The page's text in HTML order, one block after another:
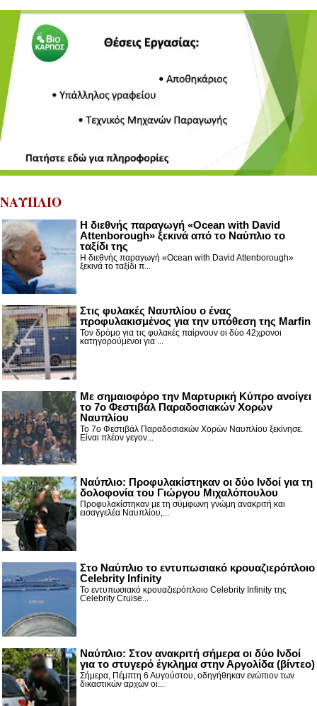
ΝΑΥΠΛΙΟ
Η διεθνής παραγωγή «Ocean with David
Attenborough» ξεκινά από το Ναύπλιο το
ταξίδι της
Η διεθνής παραγωγή «Ocean with David Attenborough»
ξεκινά το ταξίδι π...
Στις φυλακές Ναυπλίου ο ένας
προφυλακισμένος για την υπόθεση της Marfin
Τον δρόμο για τις φυλακές παίρνουν οι δύο 42χρονοι
κατηγορούμενοι για ...
Με σημαιοφόρο την Μαρτυρική Κύπρο ανοίγει
το 7ο Φεστιβάλ Παραδοσιακών Χορών
Ναυπλίου
Το 7ο Φεστιβάλ Παραδοσιακών Χορών Ναυπλίου ξεκίνησε.
Είναι πλέον γεγον...
Ναύπλιο: Προφυλακίστηκαν οι δύο Ινδοί για τη
δολοφονία του Γιώργου Μιχαλόπουλου
Προφυλακίστηκαν με τη σύμφωνη γνώμη ανακριτή και
εισαγγελέα Ναυπλίου,...
Στο Ναύπλιο το εντυπωσιακό κρουαζιερόπλοιο
Celebrity Infinity
Το εντυπωσιακό κρουαζιερόπλοιο Celebrity Infinity της
Celebrity Cruise...
Nαύπλιο: Στον ανακριτή σήμερα οι δύο Ινδοί
για το στυγερό έγκλημα στην Αργολίδα (βίντεο)
Σήμερα, Πέμπτη 6 Αυγούστου, οδηγήθηκαν ενώπιον των
δικαστικών αρχών οι...